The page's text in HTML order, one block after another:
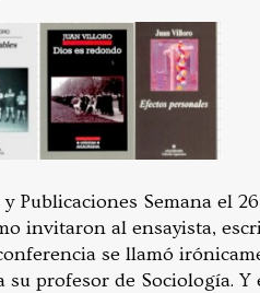
Publicaciones Semana el
invitaron al ensayista,
se llamó
su profesor de Sociología.